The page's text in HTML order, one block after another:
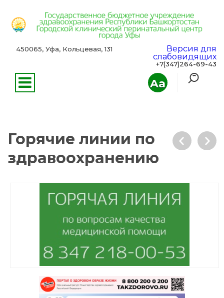
Aa
450065, Уфа, Кольцевая, 131
Версия для
слабовидящих
+7(347)264-69-43
Горячие линии по
здравоохранению